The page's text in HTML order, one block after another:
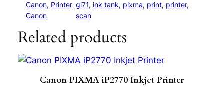
Canon, Printer
Canon
gi71, ink tank, pixma, print, printer
scan
Related products
Canon PIXMA iP2770 Inkjet Printer